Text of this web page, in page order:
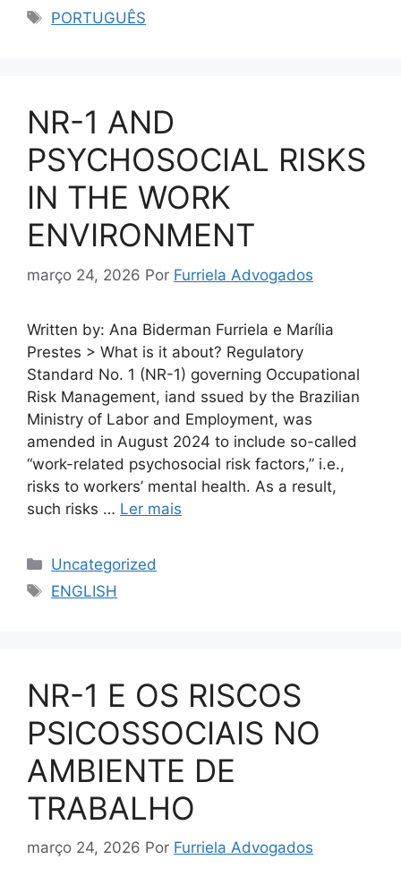
PORTUGUÊS
NR-1 AND
PSYCHOSOCIAL RISKS
IN THE WORK
ENVIRONMENT
março 24, 2026 Por Furriela Advogados
Written by: Ana Biderman Furriela e Marília
Prestes > What is it about? Regulatory
Standard No. 1 (NR-1) governing Occupational
Risk Management, iand ssued by the Brazilian
Ministry of Labor and Employment, was
amended in August 2024 to include so-called
“work-related psychosocial risk factors,” i.e.,
risks to workers’ mental health. As a result,
such risks … Ler mais
Uncategorized
ENGLISH
NR-1 E OS RISCOS
PSICOSSOCIAIS NO
AMBIENTE DE
TRABALHO
março 24, 2026 Por Furriela Advogados